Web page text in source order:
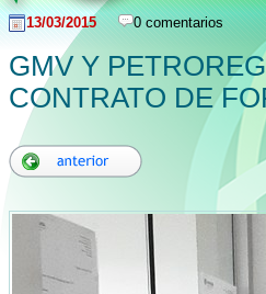
13/03/2015 0 comentarios
GMV Y
CONTRATO DE